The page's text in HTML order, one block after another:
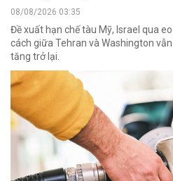
08/08/2026 03:35
Đề xuất hạn chế tàu Mỹ, Israel qua
cách giữa Tehran và Washington
tăng trở lại.